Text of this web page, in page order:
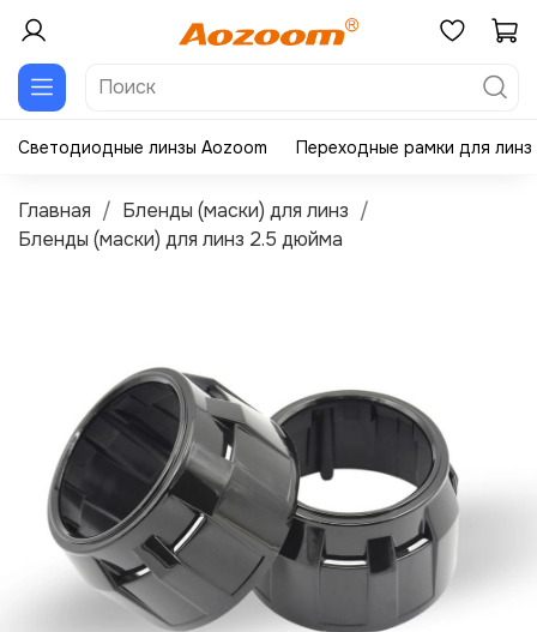
Светодиодные линзы Aozoom Переходные рамки для линз
Главная
Бленды (маски) для линз
Бленды (маски) для линз 2.5 дюйма